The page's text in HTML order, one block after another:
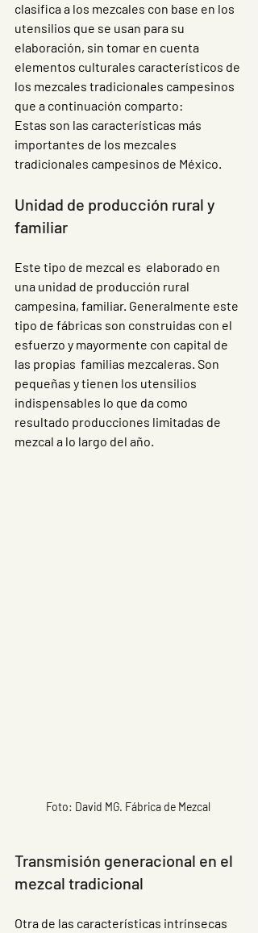
clasifica a los mezcales con base en los
utensilios que se usan para su
elaboración, sin tomar en cuenta
elementos culturales característicos de
los mezcales tradicionales campesinos
que a continuación comparto:
Estas son las características más
importantes de los mezcales
tradicionales campesinos de México.
Unidad de producción rural y
familiar
Este tipo de mezcal es  elaborado en
una unidad de producción rural
campesina, familiar. Generalmente este
tipo de fábricas son construidas con el
esfuerzo y mayormente con capital de
las propias  familias mezcaleras. Son
pequeñas y tienen los utensilios
indispensables lo que da como
resultado producciones limitadas de
mezcal a lo largo del año.
Foto: David MG. Fábrica de Mezcal
Transmisión generacional en el
mezcal tradicional
Otra de las características intrínsecas